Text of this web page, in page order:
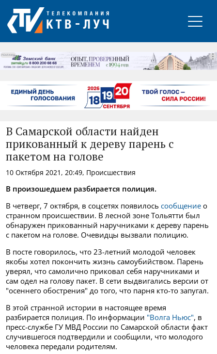
РЕКЛАМА
В Самарской области найден
прикованный к дереву парень с
пакетом на голове
10 Октября 2021, 20:49, Происшествия
В произошедшем разбирается полиция.
В четверг, 7 октября, в соцсетях появилось сообщение о
странном происшествии. В лесной зоне Тольятти был
обнаружен прикованный наручниками к дереву парень
с пакетом на голове. Очевидцы вызвали полицию.
В посте говорилось, что 23-летний молодой человек
якобы хотел покончить жизнь самоубийством. Парень
уверял, что самолично приковал себя наручниками и
сам одел на голову пакет. В сети выдвигались версии от
"осеннего обострения" до того, что парня кто-то запугал.
В этой странной истории в настоящее время
разбирается полиция. По информации "Волга Ньюс", в
пресс-службе ГУ МВД России по Самарской области факт
случившегося подтвердили и сообщили, что молодого
человека передали родителям.